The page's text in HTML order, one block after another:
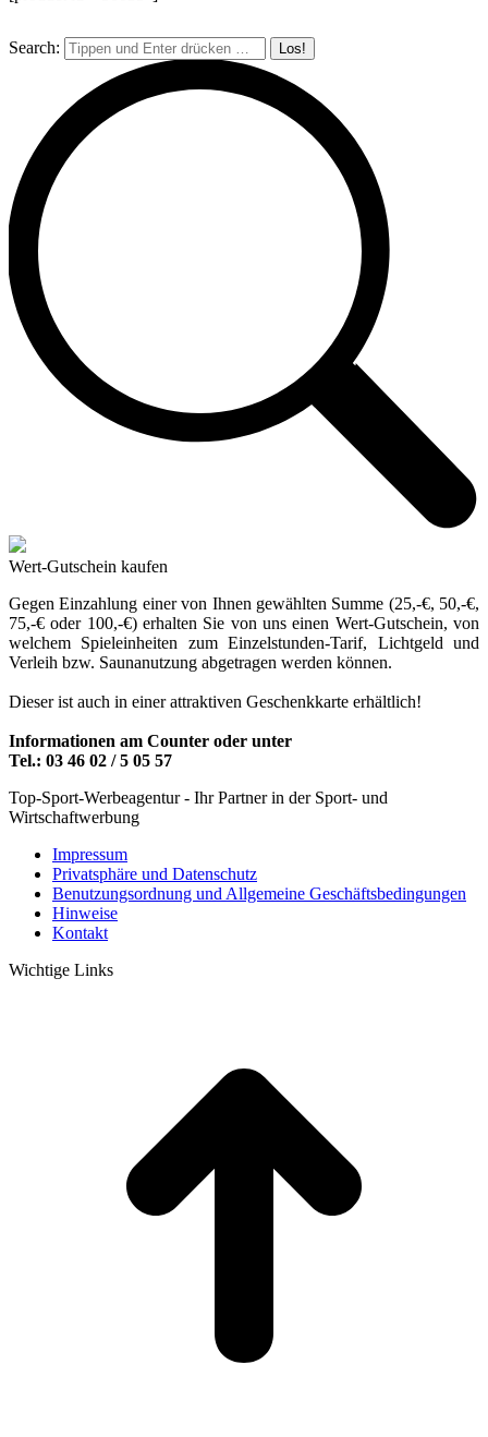
Search:
Wert-Gutschein kaufen
Gegen Einzahlung einer von Ihnen gewählten Summe (25,-€, 50,-€,
75,-€ oder 100,-€) erhalten Sie von uns einen Wert-Gutschein, von
welchem Spieleinheiten zum Einzelstunden-Tarif, Lichtgeld und
Verleih bzw. Saunanutzung abgetragen werden können.
Dieser ist auch in einer attraktiven Geschenkkarte erhältlich!
Informationen am Counter oder unter
Tel.: 03 46 02 / 5 05 57
Top-Sport-Werbeagentur - Ihr Partner in der Sport- und
Wirtschaftwerbung
Impressum
Privatsphäre und Datenschutz
Benutzungsordnung und Allgemeine Geschäftsbedingungen
Hinweise
Kontakt
Wichtige Links